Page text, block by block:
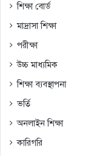
শিক্ষা বোর্ড
মাদ্রাসা শিক্ষা
পরীক্ষা
উচ্চ মাধ্যমিক
শিক্ষা ব্যবস্থাপনা
ভর্তি
অনলাইন শিক্ষা
কারিগরি